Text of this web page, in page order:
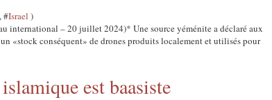
, #Israel )
international – 20 juillet 2024)* Une source yéménite a déclaré aux
«stock conséquent» de drones produits localement et utilisés pour
est baasiste